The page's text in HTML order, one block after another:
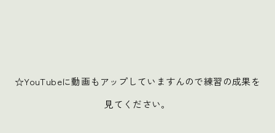
☆YouTubeに動画もアップしていますんので練習の成果を
見てください。